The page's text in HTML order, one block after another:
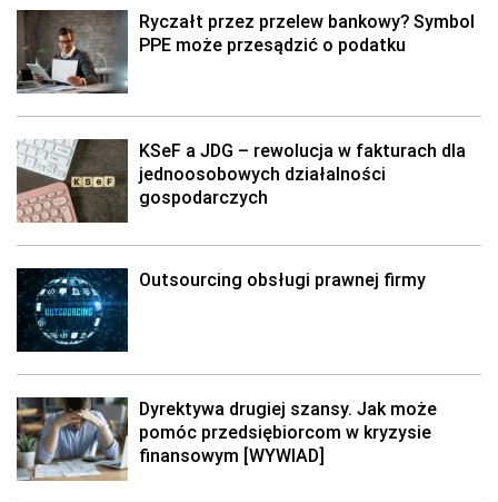
Ryczałt przez przelew bankowy? Symbol
PPE może przesądzić o podatku
KSeF a JDG – rewolucja w fakturach dla
jednoosobowych działalności
gospodarczych
Outsourcing obsługi prawnej firmy
Dyrektywa drugiej szansy. Jak może
pomóc przedsiębiorcom w kryzysie
finansowym [WYWIAD]